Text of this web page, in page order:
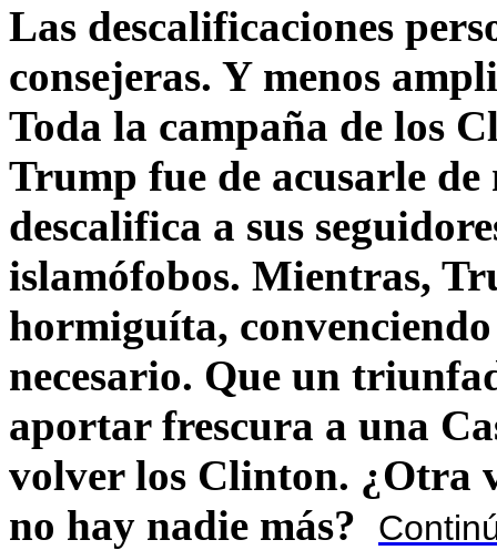
Las descalificaciones
consejeras. Y menos
Toda la campaña de los
Trump fue de acusarle
descalifica a sus
islamófobos. Mientras,
hormiguíta,
necesario. Que un
aportar frescura a una
volver los Clinton. ¿Otra
no hay nadie más?